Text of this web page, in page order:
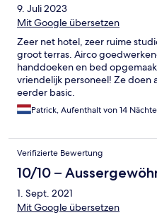
9. Juli 2023
Mit Google übersetzen
Zeer net hotel, zeer ruime
groot terras. Airco
handdoeken en bed
vriendelijk personeel! Ze doen
eerder basic.
Patrick, Aufenthalt von 14
Verifizierte Bewertung
10/10 –
1. Sept. 2021
Mit Google übersetzen